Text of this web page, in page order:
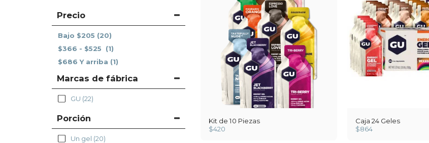
Precio
Bajo $205 (20)
$366 - $525
(1)
$686 Y arriba (1)
Marcas de fábrica
GU (22)
Porción
Un gel (20)
Kit de 10 Piezas
$420
Caja 24 Geles
$864